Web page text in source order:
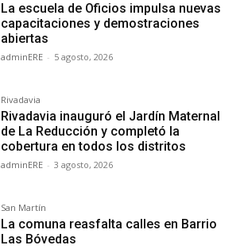
La escuela de Oficios impulsa nuevas
capacitaciones y demostraciones
abiertas
adminERE - 5 agosto, 2026
Rivadavia
Rivadavia inauguró el Jardín Maternal
de La Reducción y completó la
cobertura en todos los distritos
adminERE - 3 agosto, 2026
San Martín
La comuna reasfalta calles en Barrio
Las Bóvedas